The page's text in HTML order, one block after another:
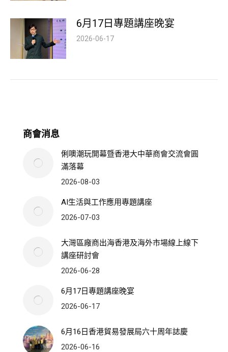
6月17日專題講座晚宴
2026-06-17
商會消息
俐噢潮玩開幕暨香港大中華商會交流會圓
滿落幕
2026-08-03
AI生活與工作應用專題講座
2026-07-03
大灣區廠商出海香港及海外市場線上線下
講座研討會
2026-06-28
6月17日專題講座晚宴
2026-06-17
6月16日香港貿易發展局六十周年誌慶
2026-06-16